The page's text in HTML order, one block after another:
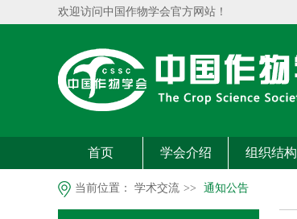
欢迎访问中国作物学会官方网站！
首页 学会介绍 组织结构
当前位置： 学术交流 >> 通知公告